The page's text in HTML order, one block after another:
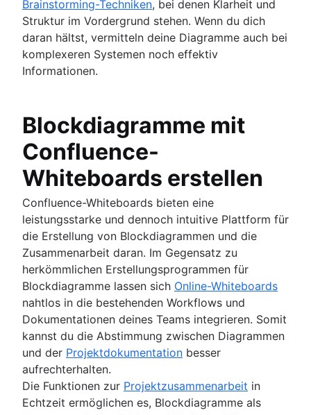
Brainstorming-Techniken, bei denen Klarheit und
Struktur im Vordergrund stehen. Wenn du dich
daran hältst, vermitteln deine Diagramme auch bei
komplexeren Systemen noch effektiv
Informationen.
Blockdiagramme mit
Confluence-
Whiteboards erstellen
Confluence-Whiteboards bieten eine
leistungsstarke und dennoch intuitive Plattform für
die Erstellung von Blockdiagrammen und die
Zusammenarbeit daran. Im Gegensatz zu
herkömmlichen Erstellungsprogrammen für
Blockdiagramme lassen sich Online-Whiteboards
nahtlos in die bestehenden Workflows und
Dokumentationen deines Teams integrieren. Somit
kannst du die Abstimmung zwischen Diagrammen
und der Projektdokumentation besser
aufrechterhalten.
Die Funktionen zur Projektzusammenarbeit in
Echtzeit ermöglichen es, Blockdiagramme als